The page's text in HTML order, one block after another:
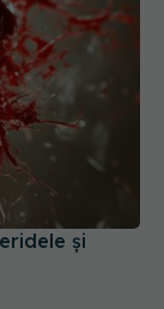
și